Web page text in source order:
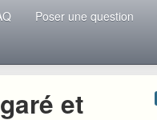
Poser une question
et